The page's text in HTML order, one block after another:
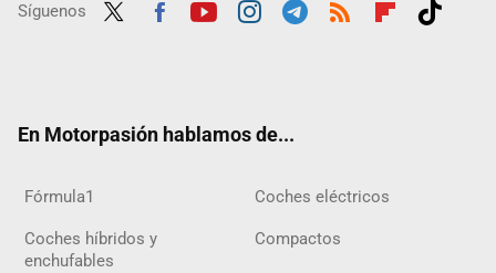
Síguenos
En Motorpasión hablamos de...
Fórmula1 Coches eléctricos
Coches híbridos y
enchufables
Compactos